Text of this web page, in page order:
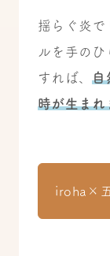
揺らぐ炎で
ルを手の
すれば、自
時が生まれ
iroha×